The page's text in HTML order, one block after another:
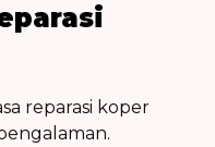
reparasi koper